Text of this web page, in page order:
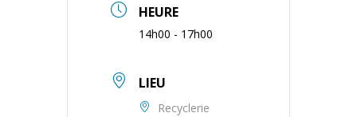
HEURE
14h00 - 17h00
LIEU
Recyclerie